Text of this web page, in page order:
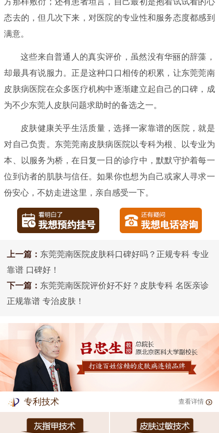
态去的，但几次下来，对医院的专业性和服务态度都感到
满意。
这些来自普通人的真实评价，虽然没有华丽的辞藻，
却最具有说服力。正是这种口口相传的积累，让东莞莞南
皮肤病医院在众多医疗机构中逐渐建立起自己的口碑，成
为不少东莞人皮肤问题求助时的备选之一。
皮肤健康关乎生活质量，选择一家靠谱的医院，就是
对自己负责。东莞莞南皮肤病医院以专科为根、以专业为
本、以服务为桥，在日复一日的诊疗中，默默守护着每一
位到访者的肌肤与信任。如果你也想为自己或家人寻求一
份安心，不妨走进这里，亲自感受一下。
上一篇： 东莞莞南医院皮肤科口碑好吗？正规专科 专业
靠谱 口碑好！
下一篇： 东莞莞南医院评价好不好？皮肤专科 名医亲诊
正规靠谱 专治皮肤！
专利技术 查看详情